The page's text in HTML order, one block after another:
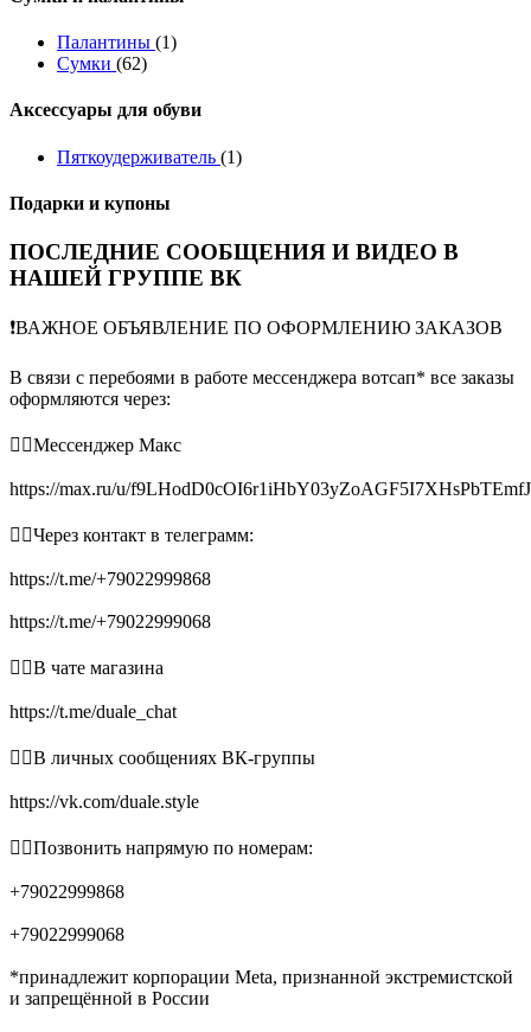
Палантины (1)
Сумки (62)
Аксессуары для обуви
Пяткоудерживатель (1)
Подарки и купоны
ПОСЛЕДНИЕ СООБЩЕНИЯ И ВИДЕО В
НАШЕЙ ГРУППЕ ВК
❗️ВАЖНОЕ ОБЪЯВЛЕНИЕ ПО ОФОРМЛЕНИЮ ЗАКАЗОВ
В связи с перебоями в работе мессенджера вотсап* все заказы
оформляются через:
👉🏻Мессенджер Макс
https://max.ru/u/
👉🏻Через контакт в телеграмм:
https://t.me/+79022999868
https://t.me/+79022999068
👉🏻В чате магазина
https://t.me/duale_chat
👉🏻В личных сообщениях ВК-группы
https://vk.com/duale.style
👉🏻Позвонить напрямую по номерам:
+79022999868
+79022999068
*принадлежит корпорации Meta, признанной экстремистской
и запрещённой в России